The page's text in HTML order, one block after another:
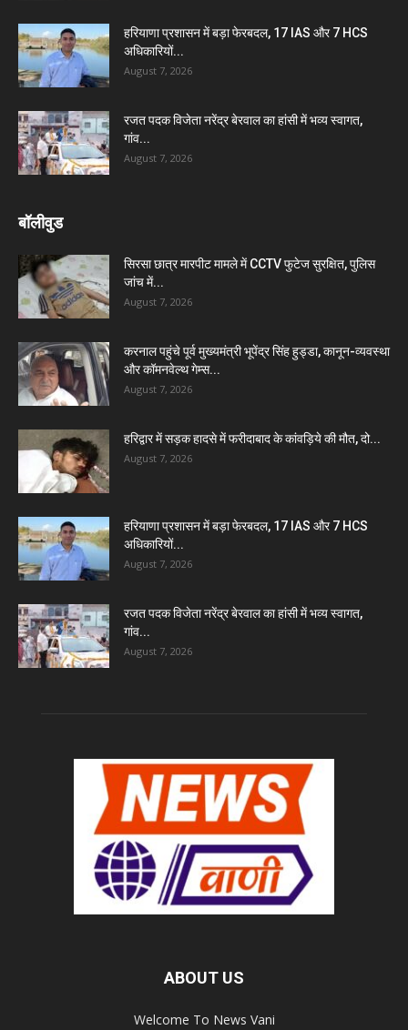
हरियाणा प्रशासन में बड़ा फेरबदल, 17 IAS और 7 HCS
अधिकारियों...
August 7, 2026
रजत पदक विजेता नरेंद्र बेरवाल का हांसी में भव्य स्वागत,
गांव...
August 7, 2026
बॉलीवुड
सिरसा छात्र मारपीट मामले में CCTV फुटेज सुरक्षित, पुलिस
जांच में...
August 7, 2026
करनाल पहुंचे पूर्व मुख्यमंत्री भूपेंद्र सिंह हुड्डा, कानून-व्यवस्था
और कॉमनवेल्थ गेम्स...
August 7, 2026
हरिद्वार में सड़क हादसे में फरीदाबाद के कांवड़िये की मौत, दो...
August 7, 2026
हरियाणा प्रशासन में बड़ा फेरबदल, 17 IAS और 7 HCS
अधिकारियों...
August 7, 2026
रजत पदक विजेता नरेंद्र बेरवाल का हांसी में भव्य स्वागत,
गांव...
August 7, 2026
ABOUT US
Welcome To News Vani